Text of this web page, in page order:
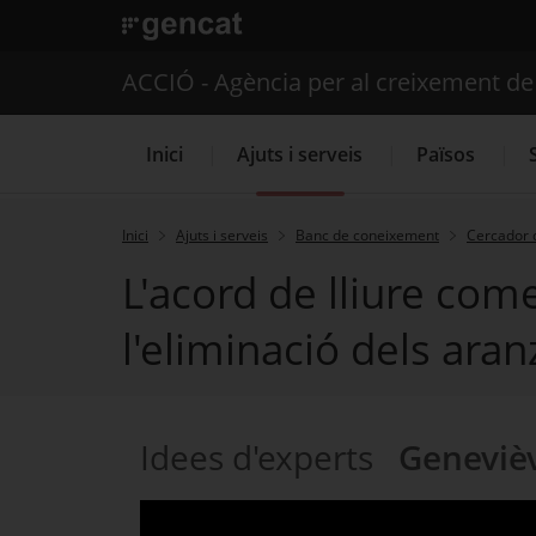
. Obre en una nova finestra.
Serveis d'internacionalització
ACCIÓ - Agència per al creixement
Inici Ajuts i serveis Països
Inici Ajuts i serveis Banc de coneixement Cercador
L'acord de lliure
l'eliminació dels
Idees d'experts